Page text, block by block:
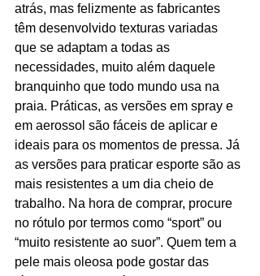
atrás, mas felizmente as fabricantes
têm desenvolvido texturas variadas
que se adaptam a todas as
necessidades, muito além daquele
branquinho que todo mundo usa na
praia. Práticas, as versões em spray e
em aerossol são fáceis de aplicar e
ideais para os momentos de pressa. Já
as versões para praticar esporte são as
mais resistentes a um dia cheio de
trabalho. Na hora de comprar, procure
no rótulo por termos como “sport” ou
“muito resistente ao suor”. Quem tem a
pele mais oleosa pode gostar das